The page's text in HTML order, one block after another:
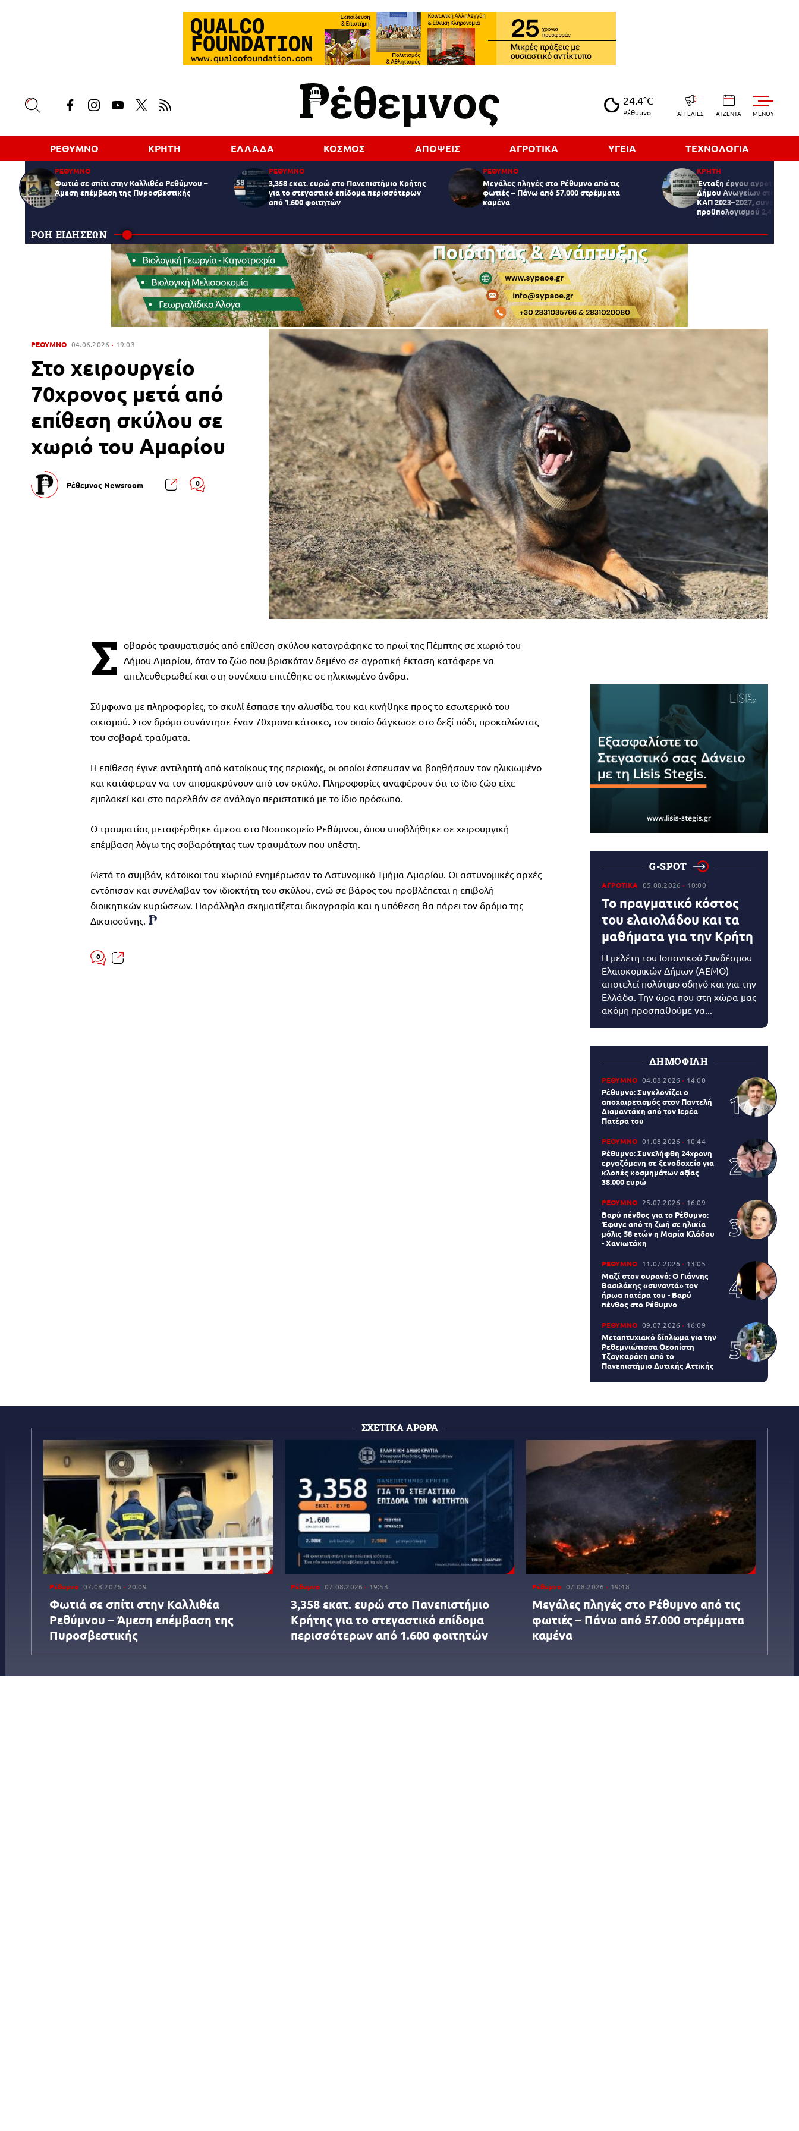
24.4°C
Ρέθυμνο ΑΓΓΕΛΙΕΣ ΑΤΖΕΝΤΑ
ΡΕΘΥΜΝΟ ΚΡΗΤΗ ΕΛΛΑΔΑ ΚΟΣΜΟΣ ΑΠΟΨΕΙΣ ΑΓΡΟΤΙΚΑ ΥΓΕΙΑ ΤΕΧΝΟΛΟΓΙΑ
ΡΕΘΥΜΝΟ
Φωτιά σε σπίτι στην Καλλιθέα Ρεθύμνου –
Άμεση επέμβαση της Πυροσβεστικής
ΡΕΘΥΜΝΟ
3,358 εκατ. ευρώ στο Πανεπιστήμιο Κρήτης
για το στεγαστικό επίδομα περισσότερων
από 1.600 φοιτητών
ΡΕΘΥΜΝΟ
Μεγάλες πληγές στο Ρέθυμνο από τις
φωτιές – Πάνω από 57.000 στρέμματα
καμένα
ΚΡΗΤΗ
Ένταξη έργου αγροτικής
Δήμου Ανωγείων στο
ΚΑΠ 2023–2027, συνολικού
προϋπολογισμού 2,47
ΡΟΗ ΕΙΔΗΣΕΩΝ
MENOY
ΡΕΘΥΜΝΟ 04.06.2026 19:03
Στο χειρουργείο
70χρονος μετά από
επίθεση σκύλου σε
χωριό του Αμαρίου
Ρέθεμνος Newsroom 0
Σ οβαρός τραυματισμός από επίθεση σκύλου καταγράφηκε το πρωί της Πέμπτης σε χωριό του
Δήμου Αμαρίου, όταν το ζώο που βρισκόταν δεμένο σε αγροτική έκταση κατάφερε να
απελευθερωθεί και στη συνέχεια επιτέθηκε σε ηλικιωμένο άνδρα.
Σύμφωνα με πληροφορίες, το σκυλί έσπασε την αλυσίδα του και κινήθηκε προς το εσωτερικό του
οικισμού. Στον δρόμο συνάντησε έναν 70χρονο κάτοικο, τον οποίο δάγκωσε στο δεξί πόδι, προκαλώντας
του σοβαρά τραύματα.
Η επίθεση έγινε αντιληπτή από κατοίκους της περιοχής, οι οποίοι έσπευσαν να βοηθήσουν τον ηλικιωμένο
και κατάφεραν να τον απομακρύνουν από τον σκύλο. Πληροφορίες αναφέρουν ότι το ίδιο ζώο είχε
εμπλακεί και στο παρελθόν σε ανάλογο περιστατικό με το ίδιο πρόσωπο.
Ο τραυματίας μεταφέρθηκε άμεσα στο Νοσοκομείο Ρεθύμνου, όπου υποβλήθηκε σε χειρουργική
επέμβαση λόγω της σοβαρότητας των τραυμάτων που υπέστη.
Μετά το συμβάν, κάτοικοι του χωριού ενημέρωσαν το Αστυνομικό Τμήμα Αμαρίου. Οι αστυνομικές αρχές
εντόπισαν και συνέλαβαν τον ιδιοκτήτη του σκύλου, ενώ σε βάρος του προβλέπεται η επιβολή
διοικητικών κυρώσεων. Παράλληλα σχηματίζεται δικογραφία και η υπόθεση θα πάρει τον δρόμο της
Δικαιοσύνης.
0
G-SPOT
ΑΓΡΟΤΙΚΑ 05.08.2026 10:00
Το πραγματικό κόστος
του ελαιολάδου και τα
μαθήματα για την Κρήτη
Η μελέτη του Ισπανικού Συνδέσμου
Ελαιοκομικών Δήμων (AEMO)
αποτελεί πολύτιμο οδηγό και για την
Ελλάδα. Την ώρα που στη χώρα μας
ακόμη προσπαθούμε να...
ΔΗΜΟΦΙΛΗ
ΡΕΘΥΜΝΟ 04.08.2026 14:00
Ρέθυμνο: Συγκλονίζει ο
αποχαιρετισμός στον Παντελή
Διαμαντάκη από τον Ιερέα
Πατέρα του
ΡΕΘΥΜΝΟ 01.08.2026 10:44
Ρέθυμνο: Συνελήφθη 24χρονη
εργαζόμενη σε ξενοδοχείο για
κλοπές κοσμημάτων αξίας
38.000 ευρώ
ΡΕΘΥΜΝΟ 25.07.2026 16:09
Βαρύ πένθος για το Ρέθυμνο:
Έφυγε από τη ζωή σε ηλικία
μόλις 58 ετών η Μαρία Κλάδου
- Χανιωτάκη
ΡΕΘΥΜΝΟ 11.07.2026 13:05
Μαζί στον ουρανό: Ο Γιάννης
Βασιλάκης «συναντά» τον
ήρωα πατέρα του - Βαρύ
πένθος στο Ρέθυμνο
ΡΕΘΥΜΝΟ 09.07.2026 16:09
Μεταπτυχιακό δίπλωμα για την
Ρεθεμνιώτισσα Θεοπίστη
Τζαγκαράκη από το
Πανεπιστήμιο Δυτικής Αττικής
ΣΧΕΤΙΚΑ ΑΡΘΡΑ
Ρέθυμνο 07.08.2026 20:09
Φωτιά σε σπίτι στην Καλλιθέα
Ρεθύμνου – Άμεση επέμβαση της
Πυροσβεστικής
Ρέθυμνο 07.08.2026 19:53
3,358 εκατ. ευρώ στο Πανεπιστήμιο
Κρήτης για το στεγαστικό επίδομα
περισσότερων από 1.600 φοιτητών
Ρέθυμνο 07.08.2026 19:48
Μεγάλες πληγές στο Ρέθυμνο από τις
φωτιές – Πάνω από 57.000 στρέμματα
καμένα